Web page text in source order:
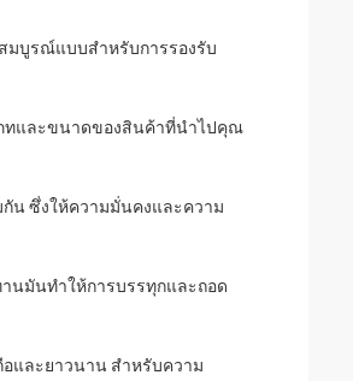
มบูรณ์แบบสําหรับการรองรับ
ภทและขนาดของสินค้าที่นําไปคุณ
กัน ซึ่งให้ความมั่นคงและความ
นมันทําให้การบรรทุกและถอด
และยาวนาน สําหรับความ